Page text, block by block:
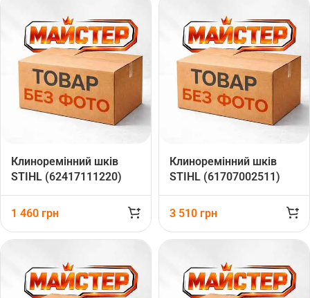
Клиноремінний шків
STIHL (62417111220)
1 460 грн
Клиноремінний шків
STIHL (61707002511)
3 510 грн